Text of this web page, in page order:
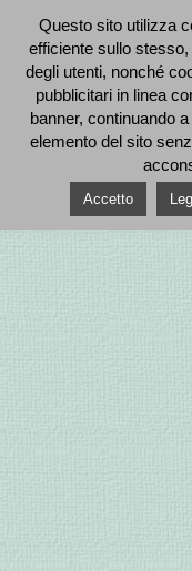
Questo sito utilizza
efficiente sullo
degli utenti, nonché
pubblicitari in linea
banner, continuando
elemento del sito
Accetto